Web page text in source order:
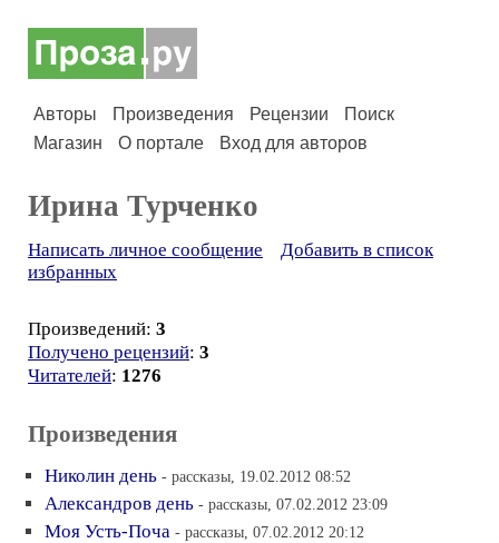
Авторы Произведения Рецензии
Поиск
Магазин
О портале Вход для авторов
Ирина Турченко
Написать личное сообщение
Добавить в список
избранных
Произведений: 3
Получено рецензий: 3
Читателей: 1276
Произведения
Николин день - рассказы, 19.02.2012 08:52
Александров день - рассказы, 07.02.2012 23:09
Моя Усть-Поча - рассказы, 07.02.2012 20:12